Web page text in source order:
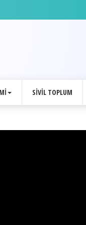
SIVIL TOPLUM